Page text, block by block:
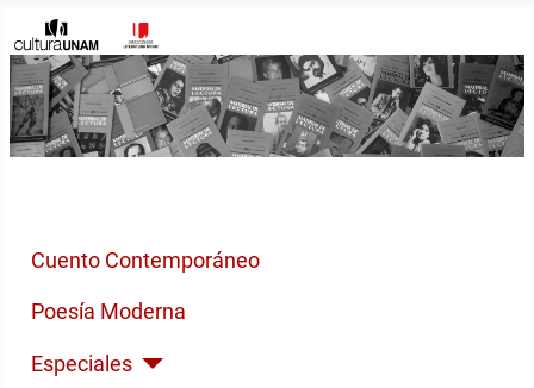
Cuento Contemporáneo
Poesía Moderna
Especiales